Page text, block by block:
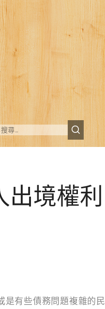
境權利
是有些債務問題複雜的民